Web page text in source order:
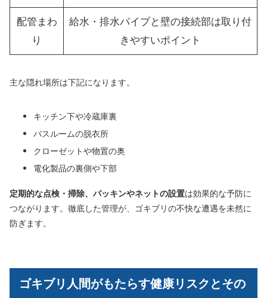
配管まわ
り
給水・排水パイプと壁の接続部は取り付
きやすいポイント
主な隠れ場所は下記になります。
キッチン下や冷蔵庫裏
バスルームの脱衣所
クローゼットや物置の奥
電化製品の裏側や下部
定期的な点検・掃除、パッキンやネットの設置は効果的な予防に
つながります。徹底した管理が、ゴキブリの不快な遭遇を未然に
防ぎます。
ゴキブリ人間がもたらす健康リスクとその